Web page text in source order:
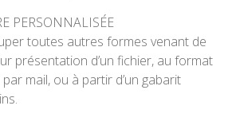
PERSONNALISÉE
toutes autres formes venant de
présentation d’un fichier, au format
mail, ou à partir d’un gabarit